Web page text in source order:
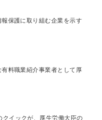
保護に取り組む企業を示す
料職業紹介事業者として厚
イックが、厚生労働大臣の